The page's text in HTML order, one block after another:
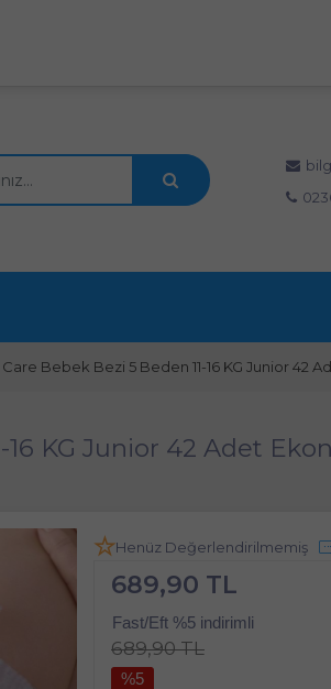
Bebek Bezi 5 Beden 11-16 KG Junior 42
KG Junior 42 Adet
Henüz Değerlendirilmemiş
689,90 TL
Fast/Eft %5 indirimli
689,90 TL
%5